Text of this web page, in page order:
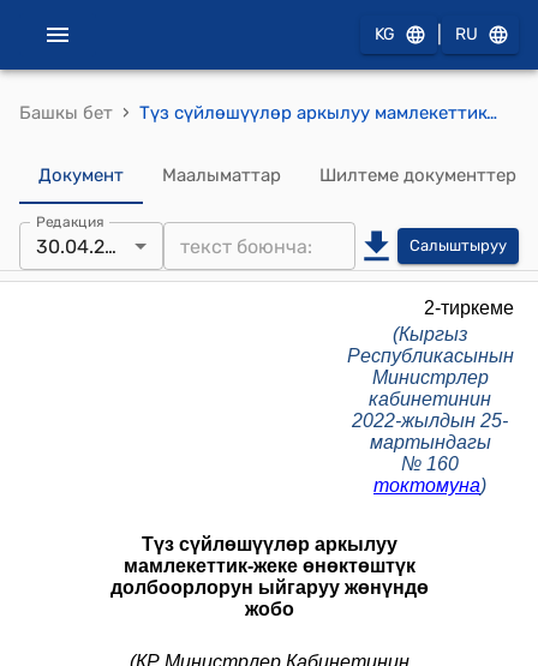
KG RU
Башкы бет › Түз сүйлөшүүлөр аркылуу мамлекеттик-жеке өнөктөштүк долбоорлорун ыйгаруу жөнүндө жобо (Кыргыз Республикасынын Министрлер кабинетинин 2022-жылдын 25-мартындагы № 160 токтомуна)
Документ Маалыматтар Шилтеме документтер
Редакция
30.04.2026 Салыштыруу